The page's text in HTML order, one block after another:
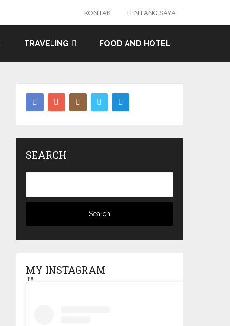
KONTAK TENTANG SAYA
TRAVELING FOOD AND HOTEL
SEARCH
MY INSTAGRAM